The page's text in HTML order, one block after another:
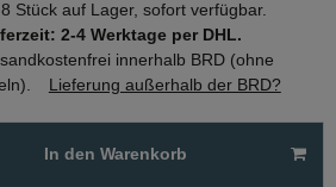
8 Stück auf Lager, sofort verfügbar.
2-4 Werktage per DHL.
innerhalb BRD (ohne
Lieferung außerhalb der BRD?
In den Warenkorb